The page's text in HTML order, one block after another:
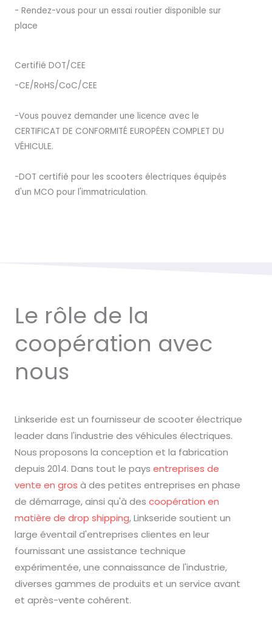
- Rendez-vous pour un essai routier disponible sur
place
Certifié DOT/CEE
-CE/RoHS/CoC/CEE
-Vous pouvez demander une licence avec le
CERTIFICAT DE CONFORMITÉ EUROPÉEN COMPLET DU
VÉHICULE.
-DOT certifié pour les scooters électriques équipés
d'un MCO pour l'immatriculation.
Le rôle de la
coopération avec
nous
Linkseride est un fournisseur de scooter électrique
leader dans l'industrie des véhicules électriques.
Nous proposons la conception et la fabrication
depuis 2014. Dans tout le pays entreprises de
vente en gros à des petites entreprises en phase
de démarrage, ainsi qu'à des coopération en
matière de drop shipping, Linkseride soutient un
large éventail d'entreprises clientes en leur
fournissant une assistance technique
expérimentée, une connaissance de l'industrie,
diverses gammes de produits et un service avant
et après-vente cohérent.